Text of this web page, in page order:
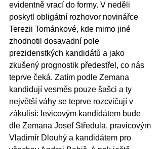
evidentně vrací do formy. V neděli
poskytl obligátní rozhovor novinářce
Terezii Tománkové, kde mimo jiné
zhodnotil dosavadní pole
prezidenstkých kandidátů a jako
zkušený prognostik předestřel, co nás
teprve čeká. Zatím podle Zemana
kandidují vesměs pouze šašci a ty
největší váhy se teprve rozcvičují v
zákulisí: levicovým kandidátem bude
dle Zemana Josef Středula, pravicovým
Vladimír Dlouhý a kandidátem pro